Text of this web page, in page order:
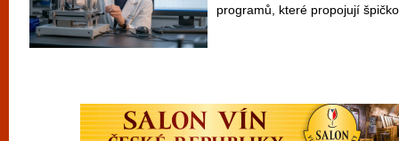
programů, které propojují